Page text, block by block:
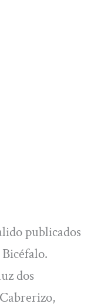
publicados
dos